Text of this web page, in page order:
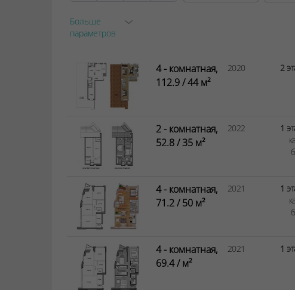
Больше
параметров
4 - комнатная,
112.9 / 44 м²
2020 2
2 - комнатная,
52.8 / 35 м²
2022 1
4 - комнатная,
71.2 / 50 м²
2021 1
4 - комнатная,
69.4 / м²
2021 1